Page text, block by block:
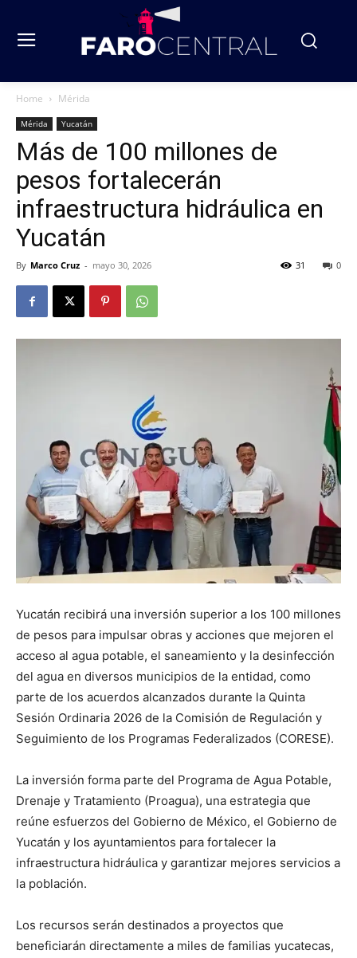
Home Mérida
Mérida Yucatán
Más de 100 millones de
pesos fortalecerán
infraestructura hidráulica en
Yucatán
By Marco Cruz - mayo 30, 2026 0
31
Yucatán recibirá una inversión superior a los 100 millones
de pesos para impulsar obras y acciones que mejoren el
acceso al agua potable, el saneamiento y la desinfección
del agua en diversos municipios de la entidad, como
parte de los acuerdos alcanzados durante la Quinta
Sesión Ordinaria 2026 de la Comisión de Regulación y
Seguimiento de los Programas Federalizados (CORESE).
La inversión forma parte del Programa de Agua Potable,
Drenaje y Tratamiento (Proagua), una estrategia que
reúne esfuerzos del Gobierno de México, el Gobierno de
Yucatán y los ayuntamientos para fortalecer la
infraestructura hidráulica y garantizar mejores servicios a
la población.
Los recursos serán destinados a proyectos que
beneficiarán directamente a miles de familias yucatecas,